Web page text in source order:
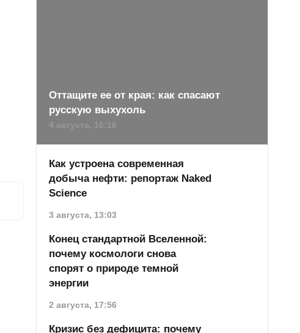
Оттащите ее от края: как спасают
русскую выхухоль
4 августа, 16:16
Как устроена современная
добыча нефти: репортаж Naked
Science
3 августа, 13:03
Конец стандартной Вселенной:
почему космологи снова
спорят о природе темной
энергии
2 августа, 17:56
Кризис без дефицита: почему